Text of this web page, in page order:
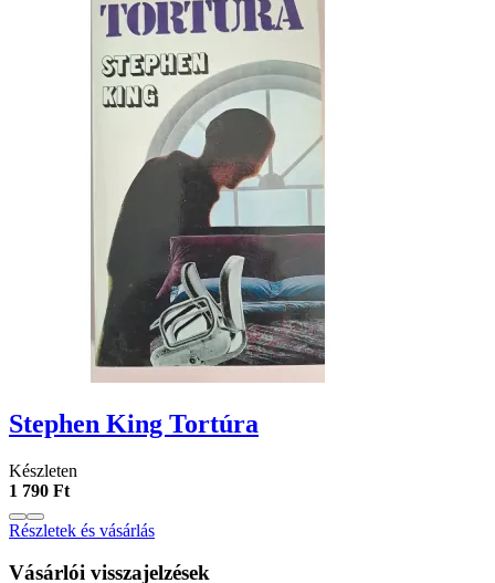
Stephen King Tortúra
Készleten
1 790 Ft
Részletek és vásárlás
Vásárlói visszajelzések